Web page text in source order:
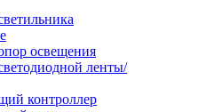
освещения
ленты/
контроллер